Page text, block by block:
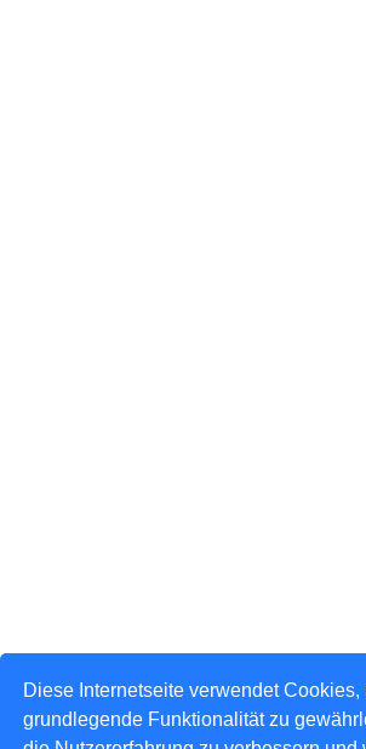
Diese Internetseite verwendet Cookies,
grundlegende Funktionalität zu